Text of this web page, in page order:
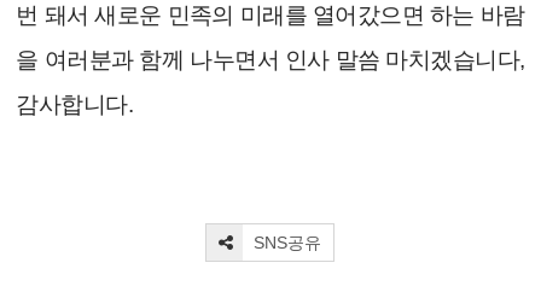
번 돼서 새로운 민족의 미래를 열어갔으면 하는 바람
을 여러분과 함께 나누면서 인사 말씀 마치겠습니다,
감사합니다.
SNS공유